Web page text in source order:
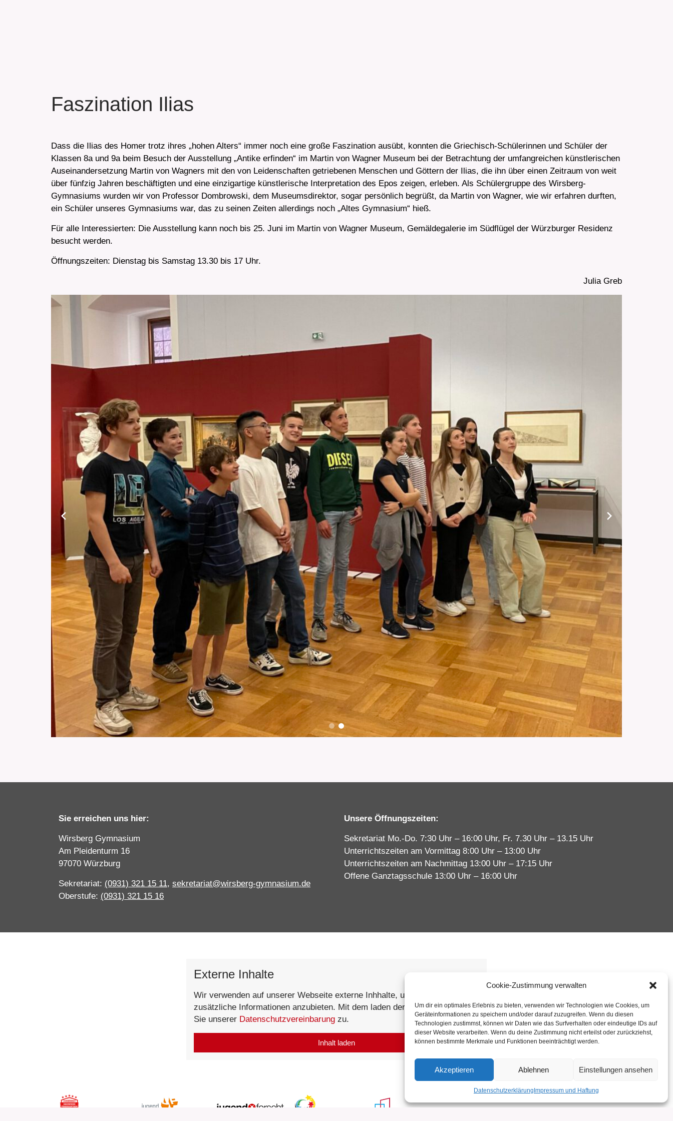
Cookie-Zustimmung verwalten
Um dir ein optimales Erlebnis zu bieten, verwenden wir Technologien wie Cookies, um
Geräteinformationen zu speichern und/oder darauf zuzugreifen. Wenn du diesen
Technologien zustimmst, können wir Daten wie das Surfverhalten oder eindeutige IDs auf
dieser Website verarbeiten. Wenn du deine Zustimmung nicht erteilst oder zurückziehst,
können bestimmte Merkmale und Funktionen beeinträchtigt werden.
Akzeptieren Ablehnen Einstellungen ansehen
Datenschutzerklärung Impressum und Haftung
Faszination Ilias
Dass die Ilias des Homer trotz ihres „hohen Alters“ immer noch eine große Faszination ausübt, konnten die Griechisch-Schülerinnen und Schüler der
Klassen 8a und 9a beim Besuch der Ausstellung „Antike erfinden“ im Martin von Wagner Museum bei der Betrachtung der umfangreichen künstlerischen
Auseinandersetzung Martin von Wagners mit den von Leidenschaften getriebenen Menschen und Göttern der Ilias, die ihn über einen Zeitraum von weit
über fünfzig Jahren beschäftigten und eine einzigartige künstlerische Interpretation des Epos zeigen, erleben. Als Schülergruppe des Wirsberg-
Gymnasiums wurden wir von Professor Dombrowski, dem Museumsdirektor, sogar persönlich begrüßt, da Martin von Wagner, wie wir erfahren durften,
ein Schüler unseres Gymnasiums war, das zu seinen Zeiten allerdings noch „Altes Gymnasium“ hieß.
Für alle Interessierten: Die Ausstellung kann noch bis 25. Juni im Martin von Wagner Museum, Gemäldegalerie im Südflügel der Würzburger Residenz
besucht werden.
Öffnungszeiten: Dienstag bis Samstag 13.30 bis 17 Uhr.
Julia Greb
Sie erreichen uns hier:
Wirsberg Gymnasium
Am Pleidenturm 16
97070 Würzburg
Sekretariat: (0931) 321 15 11, sekretariat@wirsberg-gymnasium.de
Oberstufe: (0931) 321 15 16
Unsere Öffnungszeiten:
Sekretariat Mo.-Do. 7:30 Uhr – 16:00 Uhr, Fr. 7.30 Uhr – 13.15 Uhr
Unterrichtszeiten am Vormittag 8:00 Uhr – 13:00 Uhr
Unterrichtszeiten am Nachmittag 13:00 Uhr – 17:15 Uhr
Offene Ganztagsschule 13:00 Uhr – 16:00 Uhr
Externe Inhalte
Wir verwenden auf unserer Webseite externe Inhhalte, um Ihnen
zusätzliche Informationen anzubieten. Mit dem laden der Inhalte stimmen
Sie unserer Datenschutzvereinbarung zu.
Inhalt laden